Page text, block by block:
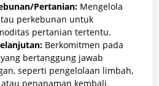
Pertanian: Mengelola
perkebunan untuk
pertanian tertentu.
Berkomitmen pada
bertanggung jawab
seperti pengelolaan limbah,
penanaman kembali.